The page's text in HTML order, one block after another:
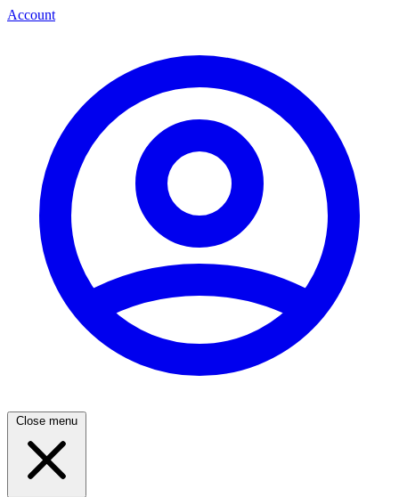
Account
Close menu